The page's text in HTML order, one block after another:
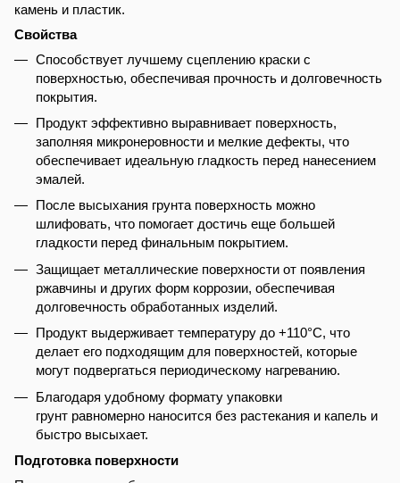
камень и пластик.
Свойства
Способствует лучшему сцеплению краски с
поверхностью, обеспечивая прочность и долговечность
покрытия.
Продукт эффективно выравнивает поверхность,
заполняя микронеровности и мелкие дефекты, что
обеспечивает идеальную гладкость перед нанесением
эмалей.
После высыхания грунта поверхность можно
шлифовать, что помогает достичь еще большей
гладкости перед финальным покрытием.
Защищает металлические поверхности от появления
ржавчины и других форм коррозии, обеспечивая
долговечность обработанных изделий.
Продукт выдерживает температуру до +110°C, что
делает его подходящим для поверхностей, которые
могут подвергаться периодическому нагреванию.
Благодаря удобному формату упаковки
грунт равномерно наносится без растекания и капель и
быстро высыхает.
Подготовка поверхности